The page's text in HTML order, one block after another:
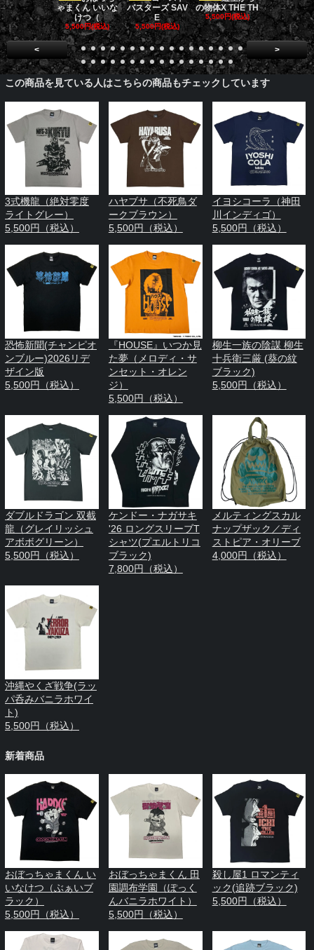
ゃまくん いいな
けつ（
5,500円(税込)
バスターズ SAV
E
5,500円(税込)
の物体X THE TH
5,500円(税込)
バスターズ
ージャ
5,500円(税
< >
この商品を見ている人はこちらの商品もチェックしています
3式機龍（絶対零度
ライトグレー）
5,500円（税込）
ハヤブサ（不死鳥ダ
ークブラウン）
5,500円（税込）
イヨシコーラ（神田
川インディゴ）
5,500円（税込）
恐怖新聞(チャンピオ
ンブルー)2026リデ
ザイン版
5,500円（税込）
『HOUSE』いつか見
た夢（メロディ・サ
ンセット・オレン
ジ）
5,500円（税込）
柳生一族の陰謀 柳生
十兵衛三厳 (葵の紋
ブラック)
5,500円（税込）
ダブルドラゴン 双截
龍（グレイリッシュ
アボボグリーン）
5,500円（税込）
ケンドー・ナガサキ
'26 ロングスリーブT
シャツ(プエルトリコ
ブラック)
7,800円（税込）
メルティングスカル
ナップザック／ディ
ストピア・オリーブ
4,000円（税込）
沖縄やくざ戦争(ラッ
パ呑みバニラホワイ
ト)
5,500円（税込）
新着商品
おぼっちゃまくん い
いなけつ（ぶぁいブ
ラック）
5,500円（税込）
おぼっちゃまくん 田
園調布学園（ぽっく
んバニラホワイト）
5,500円（税込）
殺し屋1 ロマンティ
ック(追跡ブラック)
5,500円（税込）